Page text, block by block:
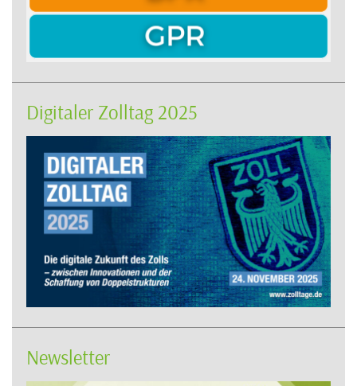
Digitaler Zolltag 2025
Newsletter